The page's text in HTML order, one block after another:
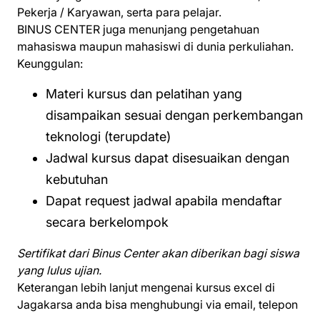
Pekerja / Karyawan, serta para pelajar.
BINUS CENTER juga menunjang pengetahuan
mahasiswa maupun mahasiswi di dunia perkuliahan.
Keunggulan:
Materi kursus dan pelatihan yang
disampaikan sesuai dengan perkembangan
teknologi (terupdate)
Jadwal kursus dapat disesuaikan dengan
kebutuhan
Dapat request jadwal apabila mendaftar
secara berkelompok
Sertifikat dari Binus Center akan diberikan bagi siswa
yang lulus ujian.
Keterangan lebih lanjut mengenai kursus excel di
Jagakarsa anda bisa menghubungi via email, telepon